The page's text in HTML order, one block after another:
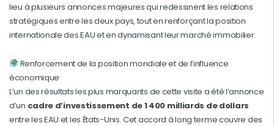
lieu à plusieurs annonces majeures qui redessinent les relations
stratégiques entre les deux pays, tout en renforçant la position
internationale des EAU et en dynamisant leur marché immobilier.
Renforcement de la position mondiale et de l’influence
économique
L’un des résultats les plus marquants de cette visite a été l’annonce
d’un cadre d’investissement de 1 400 milliards de dollars
entre les EAU et les États-Unis. Cet accord à long terme couvre des